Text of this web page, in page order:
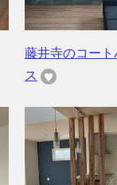
藤井寺のコート
ス